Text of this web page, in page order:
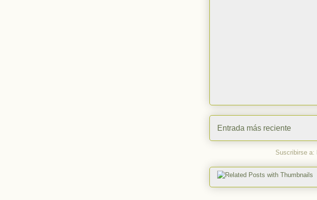
Entrada más reciente
Suscribirse a: